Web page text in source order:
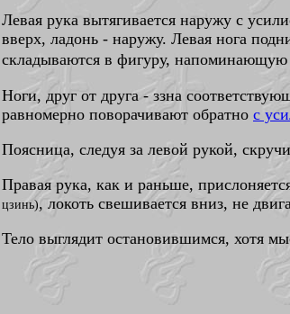
Левая рука вытягивается наружу с
вверх, ладонь - наружу. Левая нога
складываются в фигуру,
Ноги, друг от друга - ззна
равномерно поворачивают обратно с
Поясница, следуя за левой рукой,
Правая рука, как и раньше,
цзинь), локоть свешивается вниз, не
Тело выглядит остановившимся, хотя